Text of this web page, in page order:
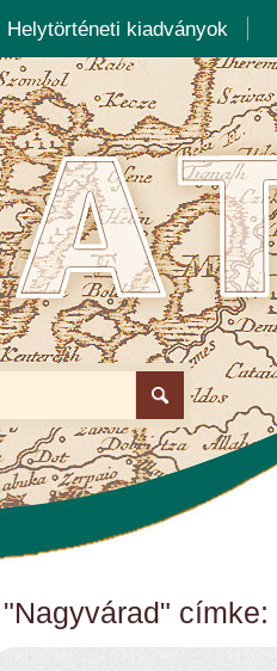
Helytörténeti kiadványok
"Nagyvárad" címke: